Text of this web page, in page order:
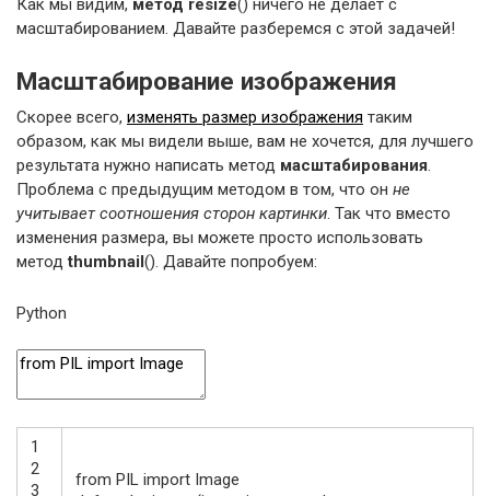
Как мы видим, метод resize() ничего не делает с
масштабированием. Давайте разберемся с этой задачей!
Масштабирование изображения
Скорее всего, изменять размер изображения таким
образом, как мы видели выше, вам не хочется, для лучшего
результата нужно написать метод масштабирования.
Проблема с предыдущим методом в том, что он не
учитывает соотношения сторон картинки. Так что вместо
изменения размера, вы можете просто использовать
методthumbnail(). Давайте попробуем:
Python
1
2
3
from PIL import Image